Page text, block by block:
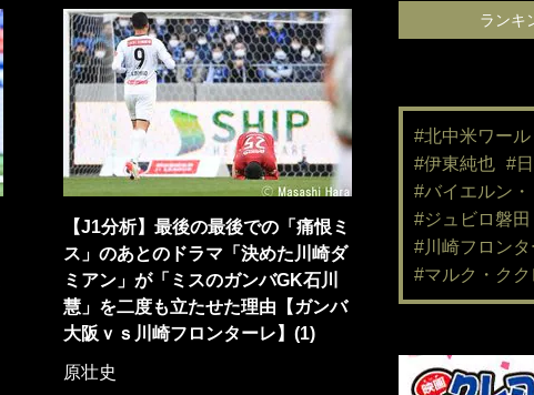
【J1分析】最後の最後での「痛恨ミ
ス」のあとのドラマ「決めた川崎ダ
ミアン」が「ミスのガンバGK石川
慧」を二度も立たせた理由【ガンバ
大阪ｖｓ川崎フロンターレ】(1)
原壮史
ランキ
#北中米ワー
#伊東純也 #
#バイエルン
#ジュビロ磐田
#川崎フロンタ
#マルク・クク